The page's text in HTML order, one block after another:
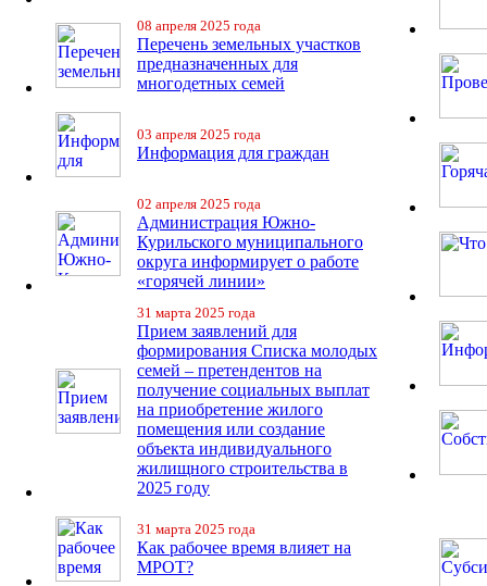
08 апреля 2025 года
Перечень земельных участков
предназначенных для
многодетных семей
03 апреля 2025 года
Информация для граждан
02 апреля 2025 года
Администрация Южно-
Курильского муниципального
округа информирует о работе
«горячей линии»
31 марта 2025 года
Прием заявлений для
формирования Списка молодых
семей – претендентов на
получение социальных выплат
на приобретение жилого
помещения или создание
объекта индивидуального
жилищного строительства в
2025 году
31 марта 2025 года
Как рабочее время влияет на
МРОТ?